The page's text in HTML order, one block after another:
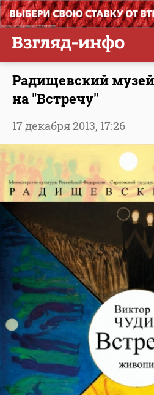
Радищевский
на "Встречу"
17 декабря 2013, 17:26